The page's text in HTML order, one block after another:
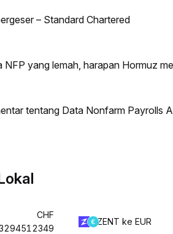
– Standard Chartered
yang lemah, harapan Hormuz
tentang Data Nonfarm Payrolls
CHF
ZENT ke EUR